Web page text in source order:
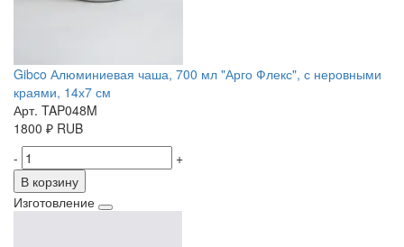
Gibco Алюминиевая чаша, 700 мл "Арго Флекс", с неровными
краями, 14х7 см
Арт. TAP048M
1800 ₽ RUB
-
+
В корзину
Изготовление